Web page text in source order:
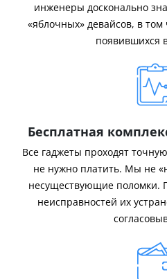
инженеры досконально
«яблочных» девайсов, в
появившихся
Бесплатная
Все гаджеты проходят
не нужно платить. Мы не
несуществующие поломки.
неисправностей их